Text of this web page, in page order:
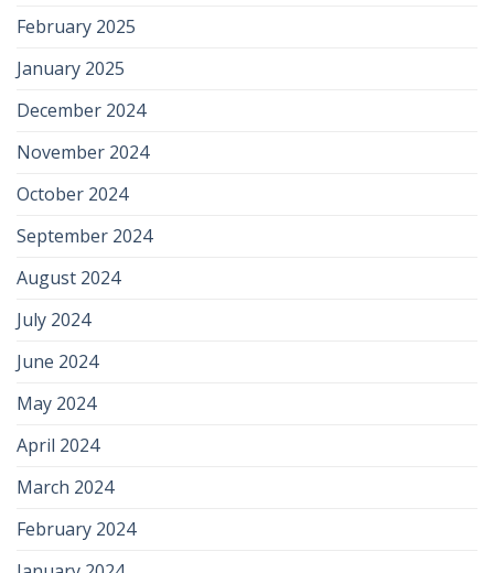
February 2025
January 2025
December 2024
November 2024
October 2024
September 2024
August 2024
July 2024
June 2024
May 2024
April 2024
March 2024
February 2024